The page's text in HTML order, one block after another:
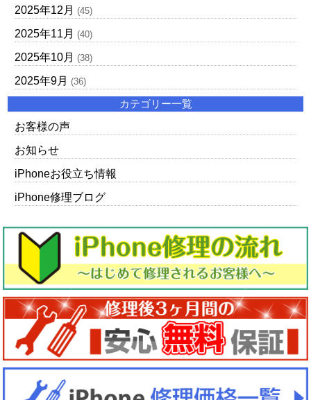
2025年12月 (45)
2025年11月 (40)
2025年10月 (38)
2025年9月 (36)
カテゴリー一覧
お客様の声
お知らせ
iPhoneお役立ち情報
iPhone修理ブログ